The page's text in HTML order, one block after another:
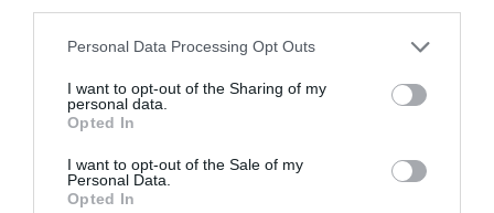
Personal Data Processing Opt Outs
I want to opt-out of the Sharing of my
personal data.
Opted In
I want to opt-out of the Sale of my
Personal Data.
Opted In
Φρόντισα να είμαι αθόρυβος στις βουτιές μου και στο
κολύμπι μου στην επιφάνεια.
Τα πόστα που επέλεγα μου έδιναν την ευχέρεια να έχω
καλή απόκρυψη και να ελέγχω μπροστά μου τις πιθανές
Στο καρτέρι, χτύπησα λίγο τη λαβή του όπλου στη πέτρα